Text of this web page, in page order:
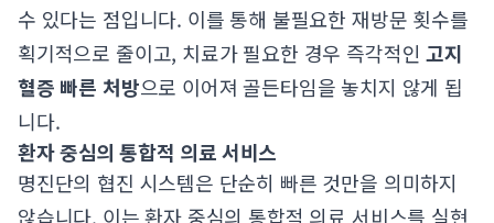
수 있다는 점입니다. 이를 통해 불필요한 재방문 횟수를
획기적으로 줄이고, 치료가 필요한 경우 즉각적인고지
혈증 빠른 처방으로 이어져 골든타임을 놓치지 않게 됩
니다.
환자 중심의 통합적 의료 서비스
명진단의 협진 시스템은 단순히 빠른 것만을 의미하지
않습니다. 이는 환자 중심의 통합적 의료 서비스를 실현